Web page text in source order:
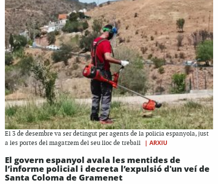
El 3 de desembre va ser detingut per agents de la policia espanyola, just
a les portes del magatzem del seu lloc de treball
| ARXIU
El govern espanyol avala les mentides de
l’informe policial i decreta l’expulsió d'un veí de
Santa Coloma de Gramenet